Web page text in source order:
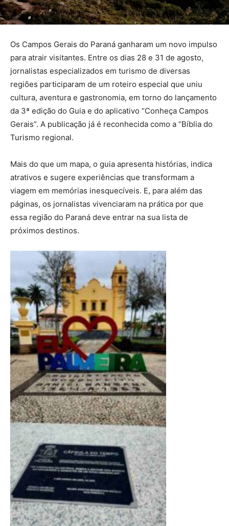
Os Campos Gerais do Paraná ganharam um novo impulso
para atrair visitantes. Entre os dias 28 e 31 de agosto,
jornalistas especializados em turismo de diversas
regiões participaram de um roteiro especial que uniu
cultura, aventura e gastronomia, em torno do lançamento
da 3ª edição do Guia e do aplicativo “Conheça Campos
Gerais”. A publicação já é reconhecida como a “Bíblia do
Turismo regional.
Mais do que um mapa, o guia apresenta histórias, indica
atrativos e sugere experiências que transformam a
viagem em memórias inesquecíveis. E, para além das
páginas, os jornalistas vivenciaram na prática por que
essa região do Paraná deve entrar na sua lista de
próximos destinos.